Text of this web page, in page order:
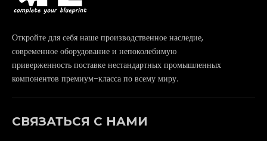
Откройте для себя наше производственное наследие,
современное оборудование и непоколебимую
приверженность поставке нестандартных промышленных
компонентов премиум-класса по всему миру.
СВЯЗАТЬСЯ С НАМИ